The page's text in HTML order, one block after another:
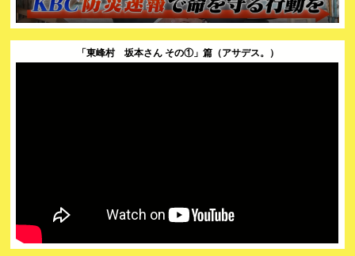
「東峰村 坂本さん その①」篇（アサデス。）